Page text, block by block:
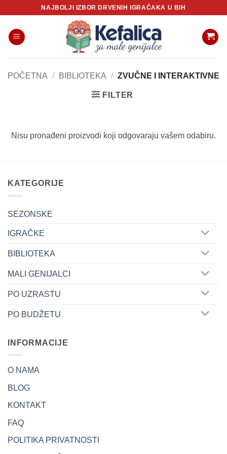
content
NAJBOLJI IZBOR DRVENIH IGRAČAKA U BIH
POČETNA / BIBLIOTEKA / ZVUČNE I INTERAKTIVNE
FILTER
Nisu pronađeni proizvodi koji odgovaraju vašem odabiru.
KATEGORIJE
SEZONSKE
IGRAČKE
BIBLIOTEKA
MALI GENIJALCI
PO UZRASTU
PO BUDŽETU
INFORMACIJE
O NAMA
BLOG
KONTAKT
FAQ
POLITIKA PRIVATNOSTI